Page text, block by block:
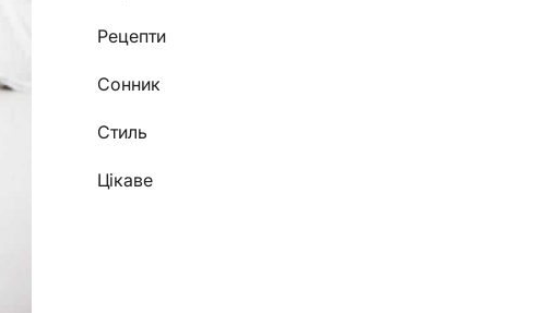
Рецепти
Сонник
Стиль
Цікаве